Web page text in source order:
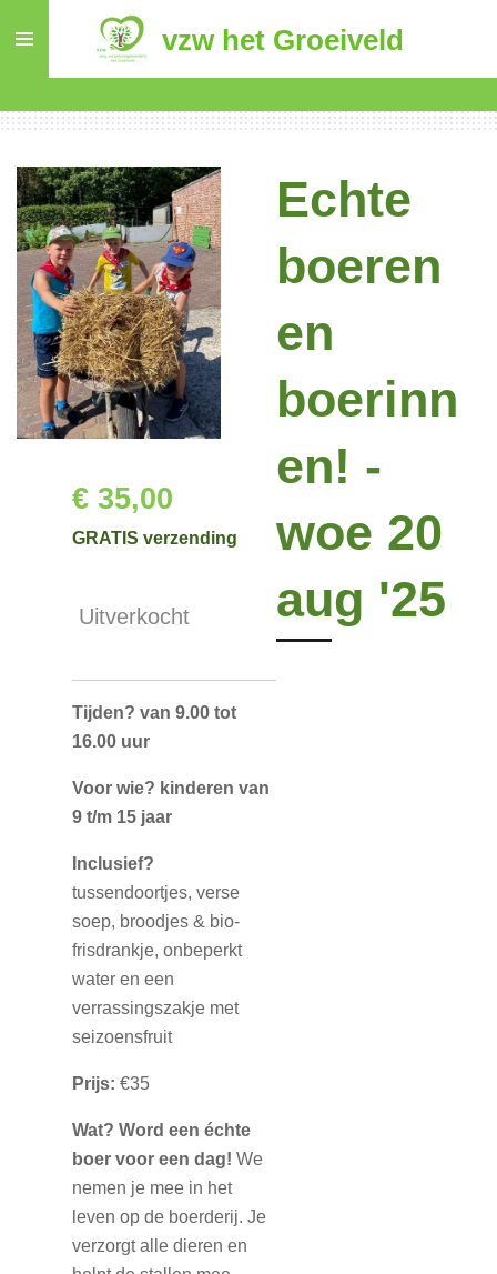
de
vzw het Groeiveld
Echte
boeren
en
boerinn
en! -
woe 20
aug '25
€ 35,00
GRATIS verzending
Uitverkocht
Tijden? van 9.00 tot
16.00 uur
Voor wie? kinderen van
9 t/m 15 jaar
Inclusief?
tussendoortjes, verse
soep, broodjes & bio-
frisdrankje, onbeperkt
water en een
verrassingszakje met
seizoensfruit
Prijs: €35
Wat? Word een échte
boer voor een dag! We
nemen je mee in het
leven op de boerderij. Je
verzorgt alle dieren en